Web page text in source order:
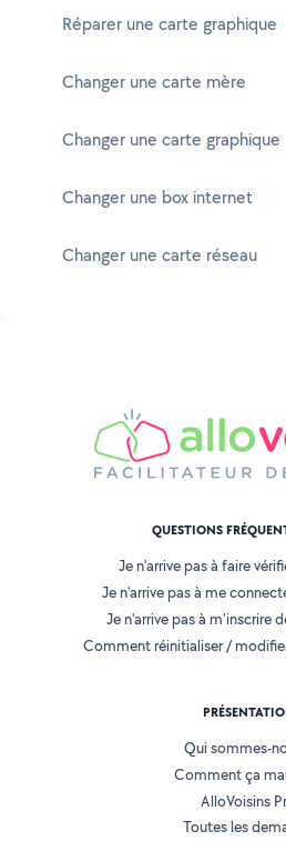
Réparer une carte graphique
Changer une carte mère
Changer une carte graphique
Changer une box internet
Changer une carte réseau
QUESTIONS
Je n'arrive pas à faire
Je n'arrive pas à me
Je n'arrive pas à m'inscrire
Comment réinitialiser /
Qui sommes-
Comment ça
AlloVoisins
Toutes les